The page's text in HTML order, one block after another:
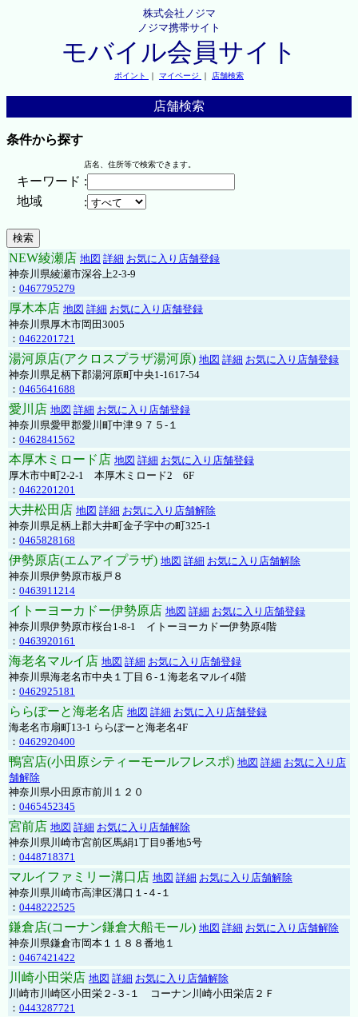
株式会社ノジマ
ノジマ携帯サイト
モバイル会員サイト
ポイント ｜ マイページ ｜ 店舗検索
店舗検索
条件から探す
店名、住所等で検索できます。
キーワード :
地域
:
NEW綾瀬店 地図 詳細 お気に入り店舗登録
神奈川県綾瀬市深谷上2-3-9
： 0467795279
厚木本店 地図 詳細 お気に入り店舗登録
神奈川県厚木市岡田3005
： 0462201721
湯河原店(アクロスプラザ湯河原) 地図 詳細 お気に入り店舗登録
神奈川県足柄下郡湯河原町中央1-1617-54
： 0465641688
愛川店 地図 詳細 お気に入り店舗登録
神奈川県愛甲郡愛川町中津９７５-１
： 0462841562
本厚木ミロード店 地図 詳細 お気に入り店舗登録
厚木市中町2-2-1 本厚木ミロード2 6F
： 0462201201
大井松田店 地図 詳細 お気に入り店舗解除
神奈川県足柄上郡大井町金子字中の町325-1
： 0465828168
伊勢原店(エムアイプラザ) 地図 詳細 お気に入り店舗解除
神奈川県伊勢原市板戸８
： 0463911214
イトーヨーカドー伊勢原店 地図 詳細 お気に入り店舗登録
神奈川県伊勢原市桜台1-8-1 イトーヨーカドー伊勢原4階
： 0463920161
海老名マルイ店 地図 詳細 お気に入り店舗登録
神奈川県海老名市中央１丁目６-１海老名マルイ4階
： 0462925181
ららぽーと海老名店 地図 詳細 お気に入り店舗登録
海老名市扇町13-1 ららぽーと海老名4F
： 0462920400
鴨宮店(小田原シティーモールフレスポ) 地図 詳細 お気に入り店
舗解除
神奈川県小田原市前川１２０
： 0465452345
宮前店 地図 詳細 お気に入り店舗解除
神奈川県川崎市宮前区馬絹1丁目9番地5号
： 0448718371
マルイファミリー溝口店 地図 詳細 お気に入り店舗解除
神奈川県川崎市高津区溝口１-４-１
： 0448222525
鎌倉店(コーナン鎌倉大船モール) 地図 詳細 お気に入り店舗解除
神奈川県鎌倉市岡本１１８８番地１
： 0467421422
川崎小田栄店 地図 詳細 お気に入り店舗解除
川崎市川崎区小田栄２‐３‐１ コーナン川崎小田栄店２Ｆ
： 0443287721